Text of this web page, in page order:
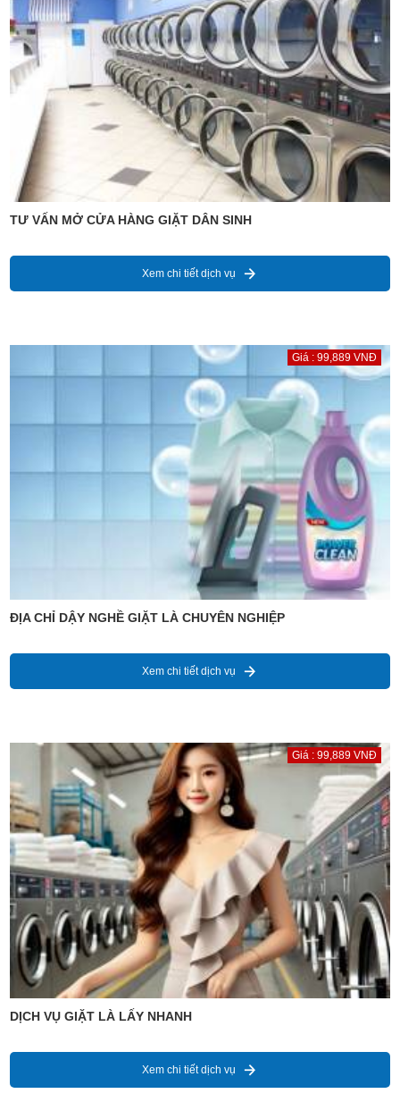
TƯ VẤN MỞ CỬA HÀNG GIẶT DÂN SINH
Xem chi tiết dịch vụ
Giá : 99,889 VNĐ
ĐỊA CHỈ DẬY NGHỀ GIẶT LÀ CHUYÊN NGHIỆP
Xem chi tiết dịch vụ
Giá : 99,889 VNĐ
DỊCH VỤ GIẶT LÀ LẤY NHANH
Xem chi tiết dịch vụ